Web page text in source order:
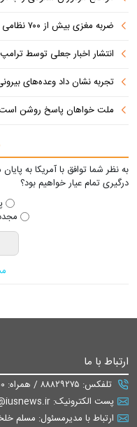
ضربه مغزی بیش از ۷۰۰ نظامی آمریکایی در حملات ایران
انتشار اخبار جعلی توسط
تجربه نشان داد وعده‌های
ملت خواهان پاسخ روشن
به نظر شما توافق با آمریکا به
درگیری تمام عیار خواهیم بود؟
ارتباط با ما
تلفکس: ۸۸۸۲۹۲۷۵ / همراه: ۰۹۳۷۰۷۴۸۵۵۰
پست الکترونیک: info@iusnews.ir یا eiusnews@gmail.com
ارتباط با مدیرمسئول: مسلم